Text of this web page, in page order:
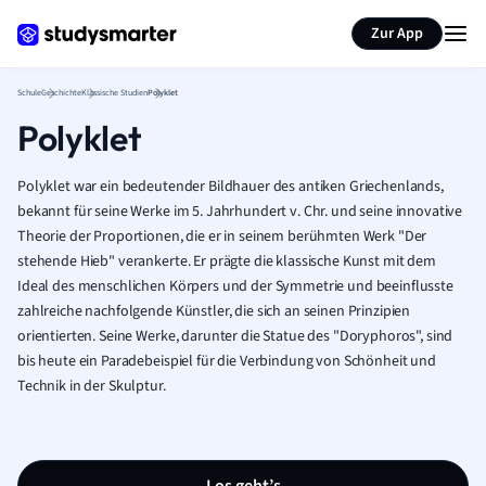
Zur App
SchuleGeschichteKlassische StudienPolyklet
Polyklet
Polyklet war ein bedeutender Bildhauer des antiken Griechenlands,
bekannt für seine Werke im 5. Jahrhundert v. Chr. und seine innovative
Theorie der Proportionen, die er in seinem berühmten Werk "Der
stehende Hieb" verankerte. Er prägte die klassische Kunst mit dem
Ideal des menschlichen Körpers und der Symmetrie und beeinflusste
zahlreiche nachfolgende Künstler, die sich an seinen Prinzipien
orientierten. Seine Werke, darunter die Statue des "Doryphoros", sind
bis heute ein Paradebeispiel für die Verbindung von Schönheit und
Technik in der Skulptur.
Seite zusammenfassen